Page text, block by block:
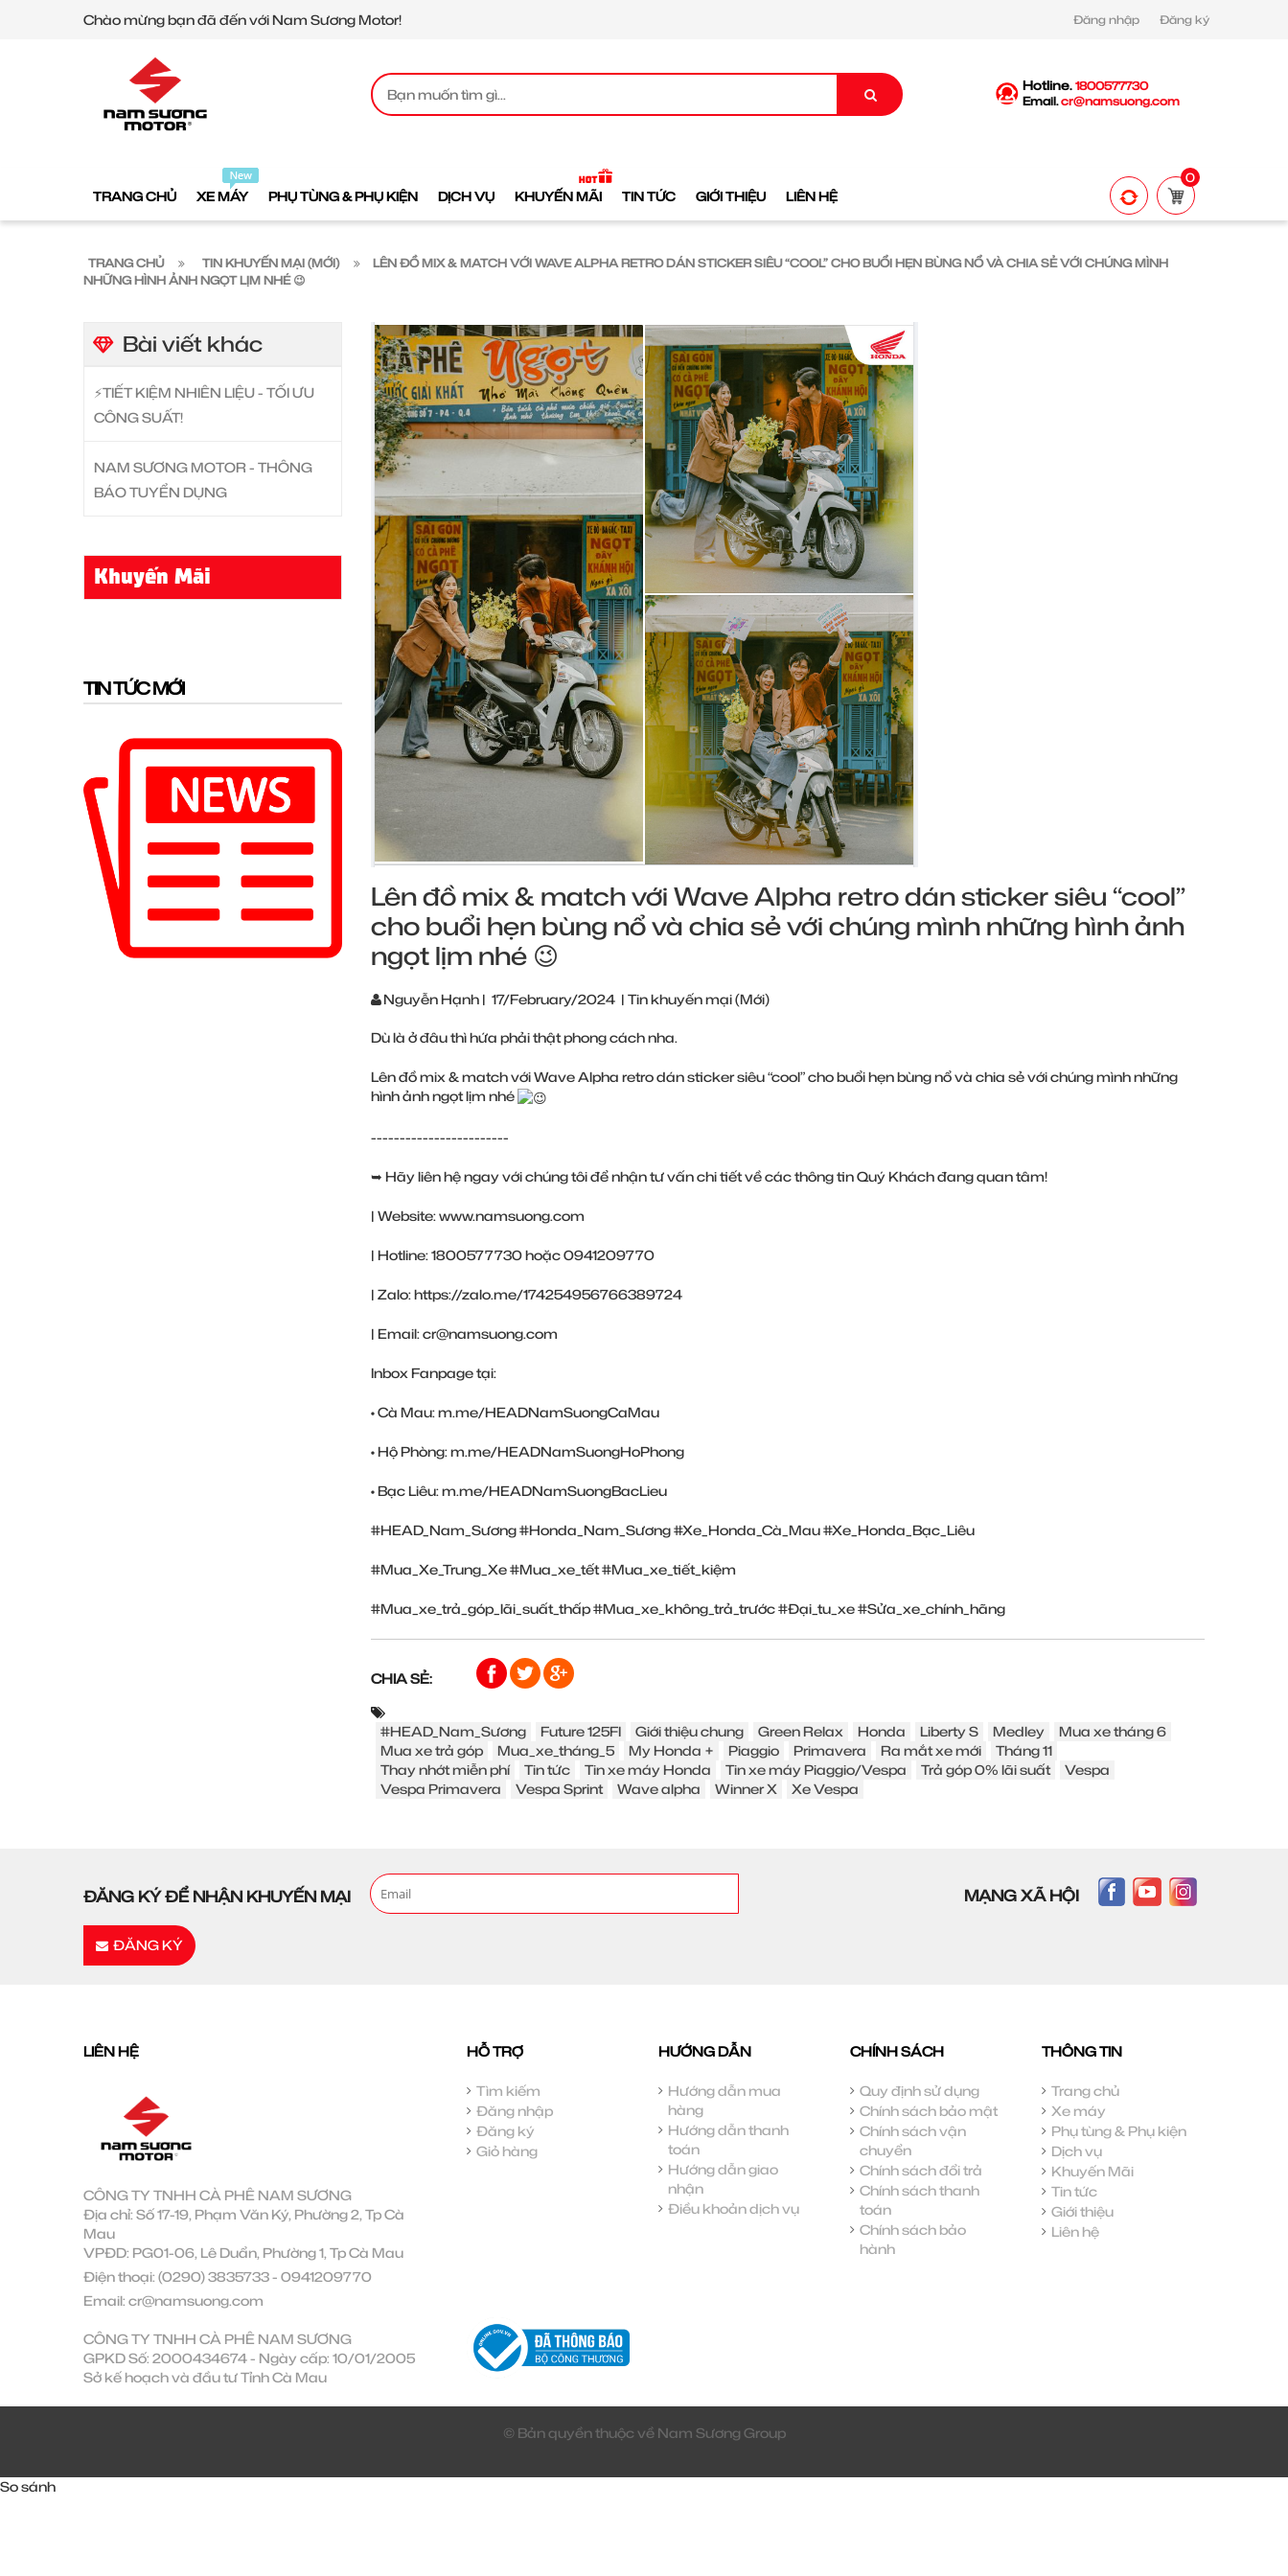
Chào mừng bạn đã đến với Nam Sương Motor! Đăng nhập Đăng ký
Hotline. 1800577730
Email.cr@namsuong.com
TRANG CHỦ XE MÁY PHỤ TÙNG & PHỤ KIỆN DỊCH VỤ KHUYẾN MÃI TIN TỨC GIỚI THIỆU LIÊN HỆ
0
TRANG CHỦ TIN KHUYẾN MẠI (MỚI)
LÊN ĐỒ MIX & MATCH VỚI WAVE ALPHA RETRO DÁN STICKER SIÊU “COOL” CHO BUỔI HẸN BÙNG NỔ VÀ CHIA SẺ VỚI CHÚNG MÌNH
NHỮNG HÌNH ẢNH NGỌT LỊM NHÉ 😉
Bài viết khác
⚡️TIẾT KIỆM NHIÊN LIỆU - TỐI ƯU
CÔNG SUẤT!
NAM SƯƠNG MOTOR - THÔNG
BÁO TUYỂN DỤNG
Khuyến Mãi
TIN TỨC MỚI
Lên đồ mix & match với Wave Alpha retro dán sticker siêu “cool”
cho buổi hẹn bùng nổ và chia sẻ với chúng mình những hình ảnh
ngọt lịm nhé 😉
Nguyễn Hạnh | 17/February/2024 | Tin khuyến mại (Mới)
Dù là ở đâu thì hứa phải thật phong cách nha.
Lên đồ mix & match với Wave Alpha retro dán sticker siêu “cool” cho buổi hẹn bùng nổ và chia sẻ với chúng mình những
hình ảnh ngọt lịm nhé
------------------------
➥ Hãy liên hệ ngay với chúng tôi để nhận tư vấn chi tiết về các thông tin Quý Khách đang quan tâm!
| Website:www.namsuong.com
| Hotline: 1800577730 hoặc 0941209770
| Zalo:https://zalo.me/174254956766389724
| Email: cr@namsuong.com
Inbox Fanpage tại:
• Cà Mau:m.me/HEADNamSuongCaMau
• Hộ Phòng:m.me/HEADNamSuongHoPhong
• Bạc Liêu:m.me/HEADNamSuongBacLieu
#HEAD_Nam_Sương#Honda_Nam_Sương#Xe_Honda_Cà_Mau#Xe_Honda_Bạc_Liêu
#Mua_Xe_Trung_Xe#Mua_xe_tết#Mua_xe_tiết_kiệm
#Mua_xe_trả_góp_lãi_suất_thấp#Mua_xe_không_trả_trước#Đại_tu_xe#Sửa_xe_chính_hãng
CHIA SẺ:
#HEAD_Nam_Sương Future 125FI Giới thiệu chung Green Relax Honda Liberty S Medley
Mua xe tháng 6
Mua xe trả góp
Mua_xe_tháng_5 My Honda + Piaggio Primavera Ra mắt xe mới
Tháng 11
Thay nhớt miễn phí
Tin tức Tin xe máy Honda Tin xe máy Piaggio/Vespa Trả góp 0% lãi suất
Vespa
Vespa Primavera
Vespa Sprint Wave alpha Winner X Xe Vespa
ĐĂNG KÝ ĐỂ NHẬN KHUYẾN MẠI
ĐĂNG KÝ
MẠNG XÃ HỘI
LIÊN HỆ
CÔNG TY TNHH CÀ PHÊ NAM SƯƠNG
Địa chỉ: Số 17-19, Phạm Văn Ký, Phường 2, Tp Cà
Mau
VPĐD: PG01-06, Lê Duẩn, Phường 1, Tp Cà Mau
Điện thoại: (0290) 3835733- 0941209770
Email: cr@namsuong.com
CÔNG TY TNHH CÀ PHÊ NAM SƯƠNG
GPKD Số: 2000434674 - Ngày cấp: 10/01/2005
Sở kế hoạch và đầu tư Tỉnh Cà Mau
HỖ TRỢ
Tìm kiếm
Đăng nhập
Đăng ký
Giỏ hàng
HƯỚNG DẪN
Hướng dẫn mua
hàng
Hướng dẫn thanh
toán
Hướng dẫn giao
nhận
Điều khoản dịch vụ
CHÍNH SÁCH
Quy định sử dụng
Chính sách bảo mật
Chính sách vận
chuyển
Chính sách đổi trả
Chính sách thanh
toán
Chính sách bảo
hành
THÔNG TIN
Trang chủ
Xe máy
Phụ tùng & Phụ kiện
Dịch vụ
Khuyến Mãi
Tin tức
Giới thiệu
Liên hệ
© Bản quyền thuộc về Nam Sương Group
So sánh